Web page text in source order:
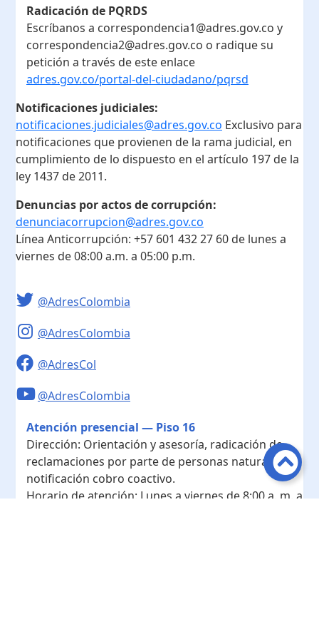
Radicación de PQRDS
Escríbanos a correspondencia1@adres.gov.co y
correspondencia2@adres.gov.co o radique su
petición a través de este enlace
adres.gov.co/portal-del-ciudadano/pqrsd
Notificaciones judiciales:
notificaciones.judiciales@adres.gov.co Exclusivo para
notificaciones que provienen de la rama judicial, en
cumplimiento de lo dispuesto en el artículo 197 de la
ley 1437 de 2011.
Denuncias por actos de corrupción:
denunciacorrupcion@adres.gov.co
Línea Anticorrupción: +57 601 432 27 60 de lunes a
viernes de 08:00 a.m. a 05:00 p.m.
@AdresColombia
@AdresColombia
@AdresCol
@AdresColombia
Atención presencial — Piso 16
Dirección: Orientación y asesoría, radicación de
reclamaciones por parte de personas naturales y
notificación cobro coactivo.
Horario de atención: Lunes a viernes de 8:00 a. m. a